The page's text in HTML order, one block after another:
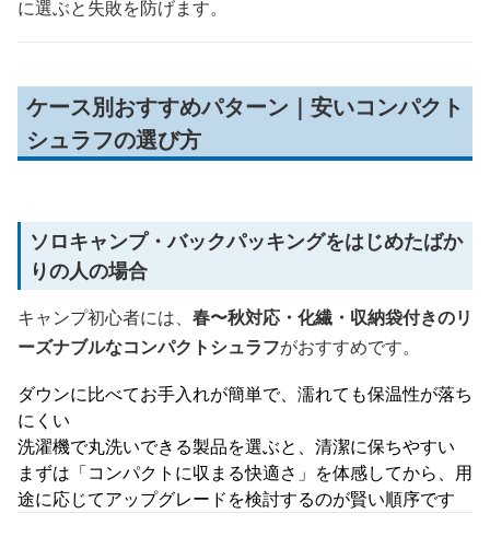
に選ぶと失敗を防げます。
ケース別おすすめパターン｜安いコンパクト
シュラフの選び方
ソロキャンプ・バックパッキングをはじめたばか
りの人の場合
キャンプ初心者には、 春〜秋対応・化繊・収納袋付きのリ
ーズナブルなコンパクトシュラフがおすすめです。
ダウンに比べてお手入れが簡単で、濡れても保温性が落ち
にくい
洗濯機で丸洗いできる製品を選ぶと、清潔に保ちやすい
まずは「コンパクトに収まる快適さ」を体感してから、用
途に応じてアップグレードを検討するのが賢い順序です